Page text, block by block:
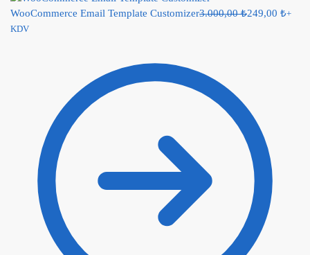
WooCommerce Email Template Customizer3.000,00₺249,00 ₺+
KDV